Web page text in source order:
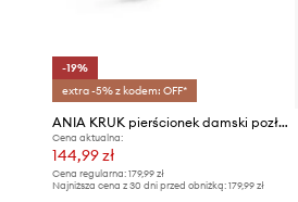
-19%
extra -5% z kodem: OFF*
ANIA KRUK pierścionek damski pozłacany HIPPIE
Cena aktualna:
144,99 zł
Cena regularna: 179,99 zł
Najniższa cena z 30 dni przed obniżką: 179,99 zł